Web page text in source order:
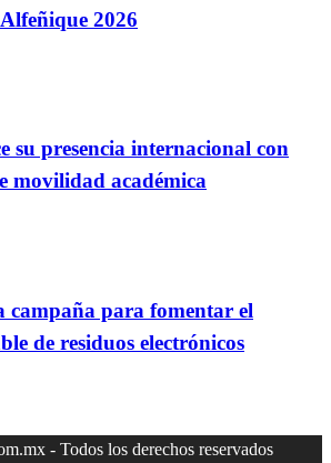
2026
su presencia internacional con
movilidad académica
campaña para fomentar el
de residuos electrónicos
- Todos los derechos reservados